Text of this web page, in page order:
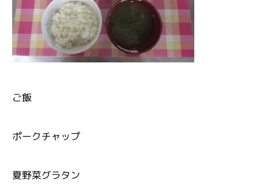
ご飯
ポークチャップ
夏野菜グラタン